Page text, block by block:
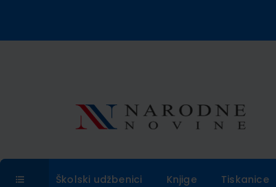
Školski udžbenici Knjige Tiskanice